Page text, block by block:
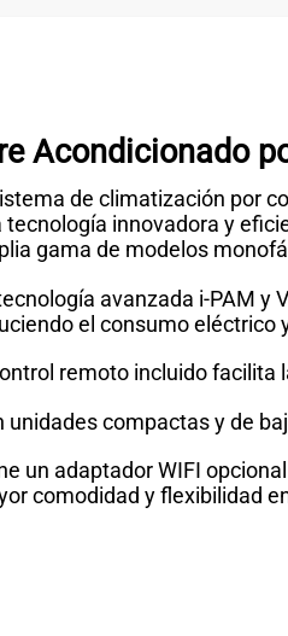
Acondicionado
de climatización por
tecnología innovadora y
gama de modelos
avanzada i-PAM y
el consumo eléctrico
remoto incluido facilita
unidades compactas y de
un adaptador WIFI
comodidad y flexibilidad